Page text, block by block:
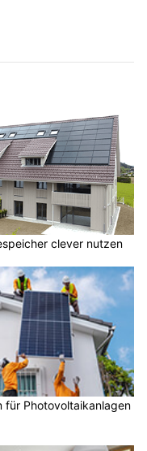
clever nutzen
für Photovoltaikanlagen